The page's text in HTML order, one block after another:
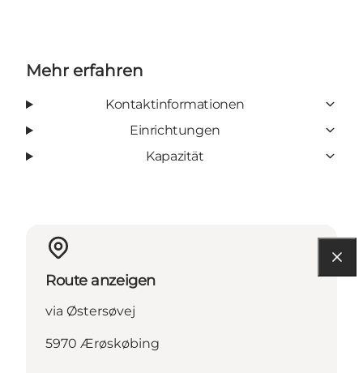
Mehr erfahren
Kontaktinformationen
Einrichtungen
Kapazität
Route anzeigen
via Østersøvej
5970 Ærøskøbing